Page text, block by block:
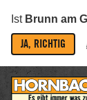
Ist Brunn am
JA, RICHTIG